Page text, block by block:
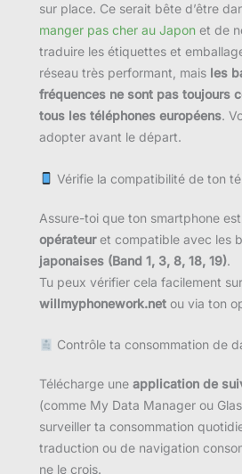
sur place. Ce serait bête d’être
manger pas cher au Japon et de
traduire les étiquettes et
réseau très performant, mais les
fréquences ne sont pas toujours
tous les téléphones européens.
adopter avant le départ.
Vérifie la compatibilité de ton
Assure-toi que ton smartphone est
opérateuret compatible avec les
japonaises (Band 1, 3, 8, 18, 19).
Tu peux vérifier cela facilement
willmyphonework.net ou via ton
Contrôle ta consommation de
Télécharge une application de
(comme My Data Manager ou
surveiller ta consommation
traduction ou de navigation
ne le crois.